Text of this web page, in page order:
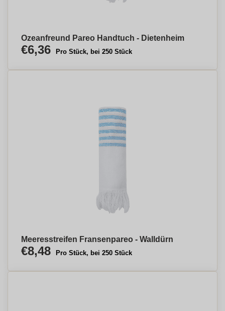
Ozeanfreund Pareo Handtuch - Dietenheim
€6,36 Pro Stück, bei 250 Stück
Meeresstreifen Fransenpareo - Walldürn
€8,48 Pro Stück, bei 250 Stück